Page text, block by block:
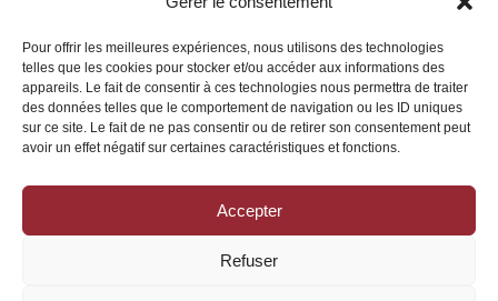
Pour offrir les meilleures expériences, nous utilisons des technologies
telles que les cookies pour stocker et/ou accéder aux informations des
appareils. Le fait de consentir à ces technologies nous permettra de traiter
des données telles que le comportement de navigation ou les ID uniques
sur ce site. Le fait de ne pas consentir ou de retirer son consentement peut
avoir un effet négatif sur certaines caractéristiques et fonctions.
Accepter
Refuser
Déclaration de confidentialité